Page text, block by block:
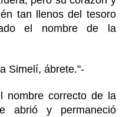
tan llenos del tesoro
el nombre de la
Simelí, ábrete."-
nombre correcto de la
abrió y permaneció